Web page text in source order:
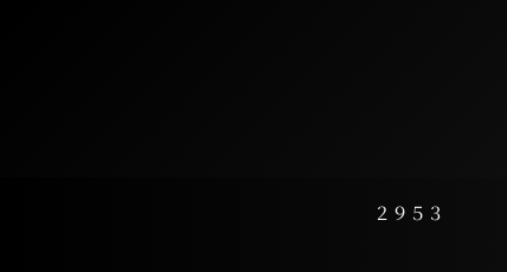
２９５３